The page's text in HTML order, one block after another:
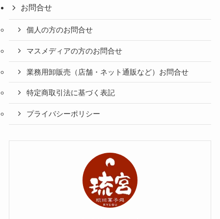
お問合せ
個人の方のお問合せ
マスメディアの方のお問合せ
業務用卸販売（店舗・ネット通販など）お問合せ
特定商取引法に基づく表記
プライバシーポリシー